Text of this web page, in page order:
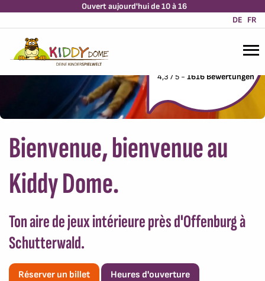
Ouvert aujourd'hui de 10 à 16
DE FR
4,3 / 5 - 1616 Bewertungen
Bienvenue, bienvenue au
Kiddy Dome.
Ton aire de jeux intérieure près d'Offenburg à
Schutterwald.
Réserver un billet Heures d'ouverture